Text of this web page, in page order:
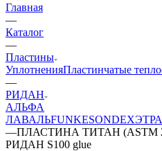
Главная
—
Каталог
—
Пластины
УплотненияПластинчатые
—
РИДАН
АЛЬФА
ЛАВАЛЬFUNKESONDEXЭТРА
—ПЛАСТИНА ТИТАН (ASTM
РИДАН S100 glue